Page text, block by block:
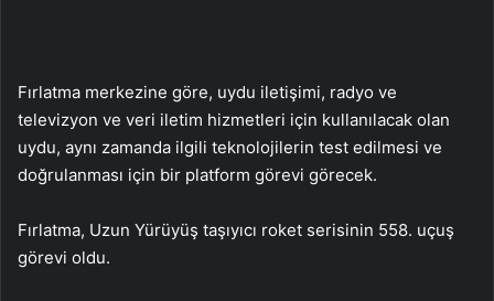
Fırlatma merkezine göre, uydu iletişimi, radyo ve
televizyon ve veri iletim hizmetleri için kullanılacak olan
uydu, aynı zamanda ilgili teknolojilerin test edilmesi ve
doğrulanması için bir platform görevi görecek.
Fırlatma, Uzun Yürüyüş taşıyıcı roket serisinin 558. uçuş
görevi oldu.